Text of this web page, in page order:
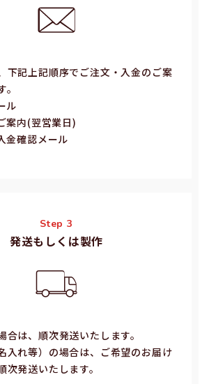
下記上記順序でご注⽂・⼊⾦のご案
ル
案内(翌営業⽇)
⾦確認メール
Step 3
発送もしくは製作
合は、順次発送いたします。
⼊れ等）の場合は、ご希望のお届け
次発送いたします。